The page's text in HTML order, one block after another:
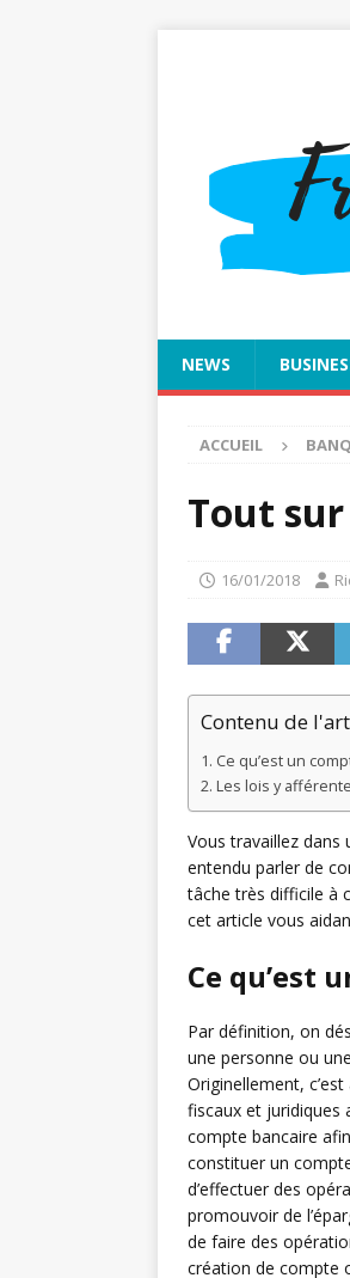
NEWS
ACCUEIL
Tout
16/01/2018
Contenu de
Ce qu’est un
Les lois y
Vous travaillez dans
entendu parler de
tâche très difficile à
cet article vous
Ce qu’est
Par définition, on
une personne ou
Originellement,
fiscaux et juridiques
compte bancaire
constituer un
d’effectuer des
promouvoir de
de faire des
création de compte